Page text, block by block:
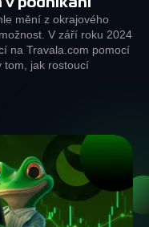
v podnikání
mění z okrajového
V září roku 2024
na Travala.com pomocí
tom, jak rostoucí